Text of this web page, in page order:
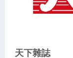
天下雜誌